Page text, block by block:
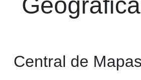
Central de Mapas